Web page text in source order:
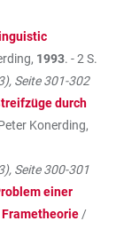
1993. - 2 S.
Seite 301-302
durch
Konerding,
Seite 300-301
einer
/